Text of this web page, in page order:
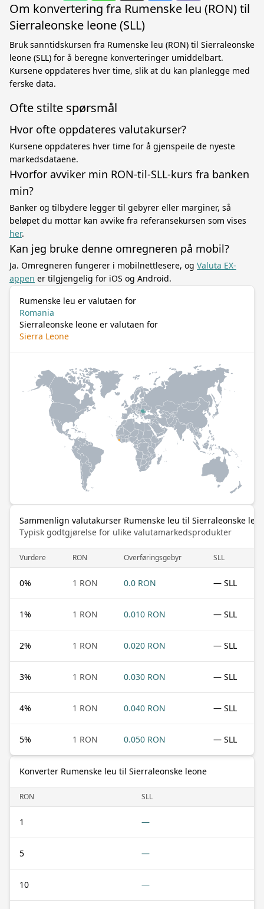
Om konvertering fra Rumenske leu (RON) til
Sierraleonske leone (SLL)
Bruk sanntidskursen fra Rumenske leu (RON) til Sierraleonske
leone (SLL) for å beregne konverteringer umiddelbart.
Kursene oppdateres hver time, slik at du kan planlegge med
ferske data.
Ofte stilte spørsmål
Hvor ofte oppdateres valutakurser?
Kursene oppdateres hver time for å gjenspeile de nyeste
markedsdataene.
Hvorfor avviker min RON-til-SLL-kurs fra banken
min?
Banker og tilbydere legger til gebyrer eller marginer, så
beløpet du mottar kan avvike fra referansekursen som vises
her.
Kan jeg bruke denne omregneren på mobil?
Ja. Omregneren fungerer i mobilnettlesere, og Valuta EX-
appen er tilgjengelig for iOS og Android.
Rumenske leu er valutaen for
Romania
Sierraleonske leone er valutaen for
Sierra Leone
Sammenlign valutakurser Rumenske leu til Sierraleonske
Typisk godtgjørelse for ulike valutamarkedsprodukter
Vurdere RON Overføringsgebyr SLL
0% 1 RON 0.0 RON — SLL
1% 1 RON 0.010 RON — SLL
2% 1 RON 0.020 RON — SLL
3% 1 RON 0.030 RON — SLL
4% 1 RON 0.040 RON — SLL
5% 1 RON 0.050 RON — SLL
Konverter Rumenske leu til Sierraleonske leone
RON SLL
1 —
5 —
10 —